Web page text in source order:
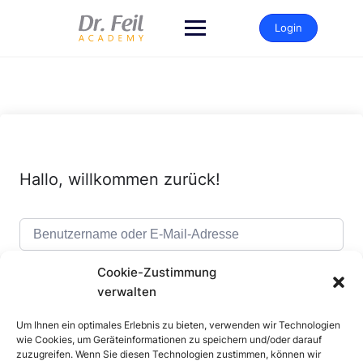
Cookie-Zustimmung
verwalten
Um Ihnen ein optimales Erlebnis zu bieten, verwenden wir Technologien
wie Cookies, um Geräteinformationen zu speichern und/oder darauf
zuzugreifen. Wenn Sie diesen Technologien zustimmen, können wir
Login
Hallo, willkommen zurück!
Alternative:
Angemeldet bleiben Passwort vergessen?